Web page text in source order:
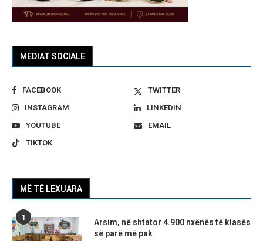
MEDIAT SOCIALE
FACEBOOK
TWITTER
INSTAGRAM
LINKEDIN
YOUTUBE
EMAIL
TIKTOK
MË TË LEXUARA
1
Arsim, në shtator 4.900 nxënës të klasës
së parë më pak